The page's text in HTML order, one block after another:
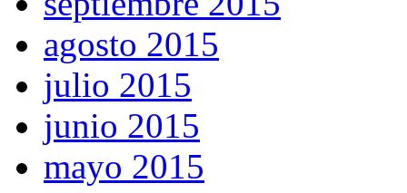
agosto 2015
julio 2015
junio 2015
mayo 2015